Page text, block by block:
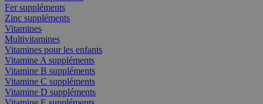
Fer suppléments
Zinc suppléments
Vitamines
Multivitamines
Vitamines pour les enfants
Vitamine A suppléments
Vitamine B suppléments
Vitamine C suppléments
Vitamine D suppléments